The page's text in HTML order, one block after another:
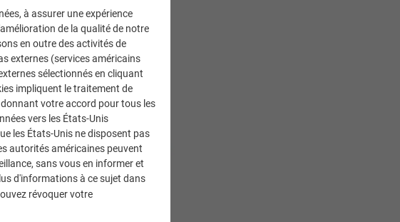
à assurer une expérience
de la qualité de notre
en outre des activités de
externes (services américains
sélectionnés en cliquant
impliquent le traitement de
votre accord pour tous les
vers les États-Unis
les États-Unis ne disposent pas
autorités américaines peuvent
sans vous en informer et
d'informations à ce sujet dans
révoquer votre